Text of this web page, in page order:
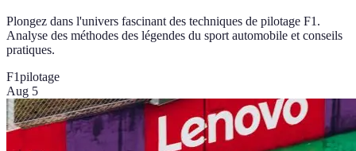
Plongez dans l'univers fascinant des techniques de pilotage F1.
Analyse des méthodes des légendes du sport automobile et conseils
pratiques.
F1pilotage
Aug 5